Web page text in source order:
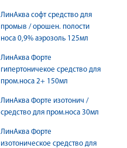
ЛинАква софт средство для
промыв / орошен. полости
носа 0,9% аэрозоль 125мл
ЛинАква Форте
гипертоничекое средство для
пром.носа 2+ 150мл
ЛинАква Форте изотонич /
средство для пром.носа 30мл
ЛинАква Форте
изотоническое средство для